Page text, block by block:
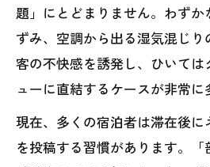
題」にとどまりません。わず
ずみ、空調から出る湿気混じ
客の不快感を誘発し、ひいて
ューに直結するケースが非常に
現在、多くの宿泊者は滞在後
を投稿する習慣があります。「